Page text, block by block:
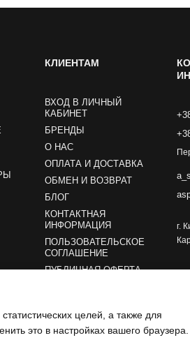
КЛИЕНТАМ
ВХОД В ЛИЧНЫЙ
КАБИНЕТ
БРЕНДЫ
О НАС
ОПЛАТА И ДОСТАВКА
ОБМЕН И ВОЗВРАТ
БЛОГ
КОНТАКТНАЯ
ИНФОРМАЦИЯ
ПОЛЬЗОВАТЕЛЬСКОЕ
СОГЛАШЕНИЕ
ПУБЛИЧНАЯ ОФЕРТА
г.
целей, а также для
это в настройках вашего браузера.